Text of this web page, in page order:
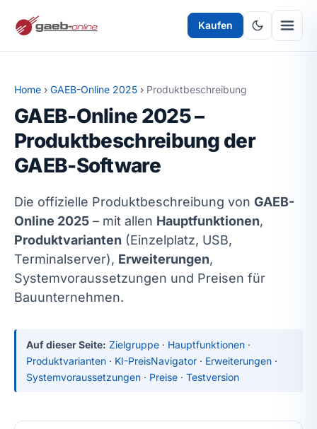
Kaufen
Home › GAEB-Online 2025 › Produktbeschreibung
GAEB-Online 2025 –
Produktbeschreibung der
GAEB-Software
Die offizielle Produktbeschreibung von GAEB-
Online 2025 – mit allen Hauptfunktionen,
Produktvarianten (Einzelplatz, USB,
Terminalserver), Erweiterungen,
Systemvoraussetzungen und Preisen für
Bauunternehmen.
Auf dieser Seite: Zielgruppe · Hauptfunktionen ·
Produktvarianten · KI-PreisNavigator · Erweiterungen ·
Systemvoraussetzungen · Preise · Testversion